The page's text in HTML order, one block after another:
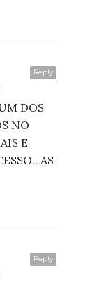
Reply
DOS
NO
E
AS
Reply